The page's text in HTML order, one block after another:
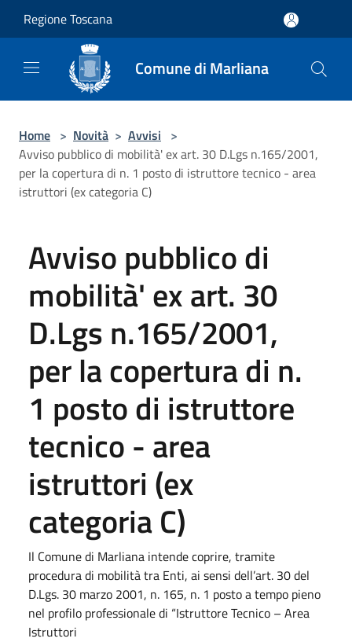
Regione Toscana
Comune di Marliana
Home > Novità > Avvisi >
Avviso pubblico di mobilità' ex art. 30 D.Lgs n.165/2001,
per la copertura di n. 1 posto di istruttore tecnico - area
istruttori (ex categoria C)
Avviso pubblico di
mobilità' ex art. 30
D.Lgs n.165/2001,
per la copertura di n.
1 posto di istruttore
tecnico - area
istruttori (ex
categoria C)
Il Comune di Marliana intende coprire, tramite
procedura di mobilità tra Enti, ai sensi dell’art. 30 del
D.Lgs. 30 marzo 2001, n. 165, n. 1 posto a tempo pieno
nel profilo professionale di “Istruttore Tecnico – Area
Istruttori